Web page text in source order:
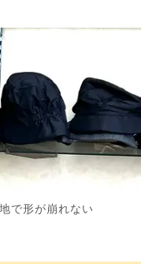
で形が崩れない